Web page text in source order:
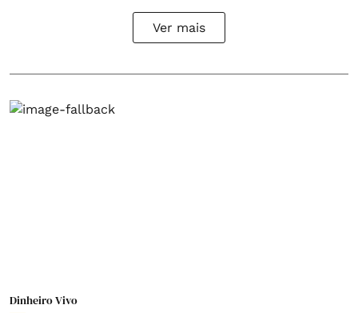
Ver mais
Dinheiro Vivo